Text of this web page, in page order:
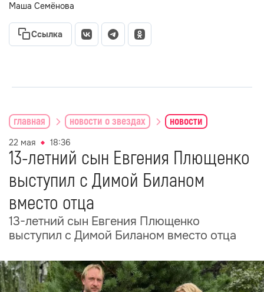
Маша Семёнова
Ссылка
главная новости о звездах новости
22 мая 18:36
13-летний сын Евгения Плющенко
выступил с Димой Биланом
вместо отца
13-летний сын Евгения Плющенко
выступил с Димой Биланом вместо отца